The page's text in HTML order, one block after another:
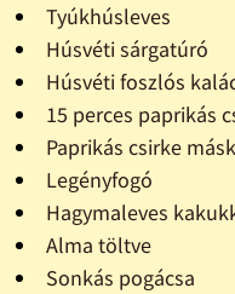
Tyúkhúsleves
Húsvéti sárgatúró
Húsvéti foszlós
15 perces paprikás
Paprikás csirke
Legényfogó
Hagymaleves
Alma töltve
Sonkás pogácsa